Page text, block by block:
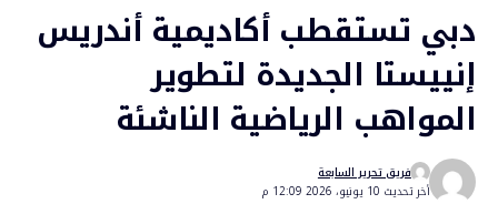
دبي تستقطب أكاديمية أندريس
إنييستا الجديدة لتطوير
المواهب الرياضية الناشئة
أخر تحديث 10 يونيو، 2026 12:09 م
فريق تحرير السابعة